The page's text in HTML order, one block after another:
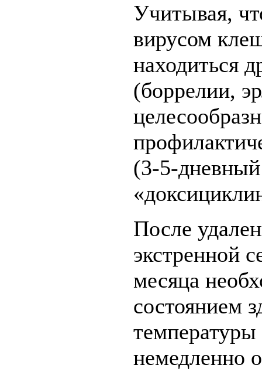
Учитывая,
вирусом
находиться
(боррелии,
(3-5-
После
экстренной
месяца
состоянием
немедленно